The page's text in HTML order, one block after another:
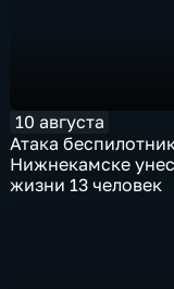
10 августа
Атака
Нижнекамске
жизни 13 человек